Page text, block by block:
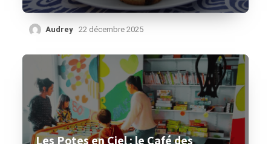
Audrey 22 décembre 2025
Les Potes en Ciel : le Café des